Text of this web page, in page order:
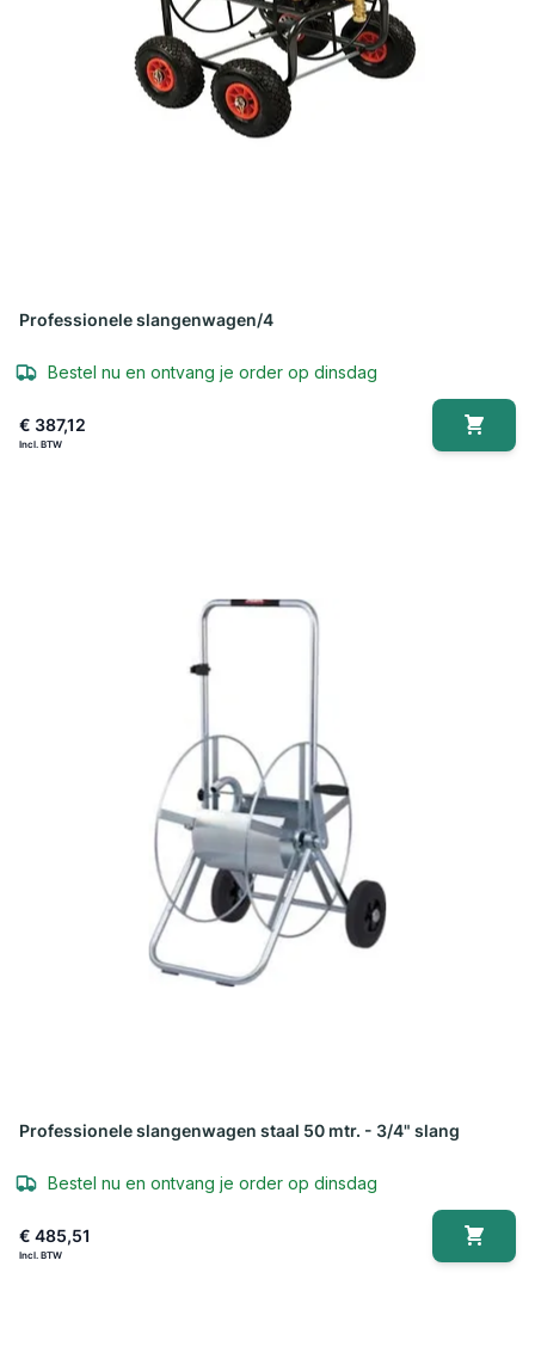
Professionele slangenwagen/4
Bestel nu en ontvang je order op dinsdag
€ 387,12
Professionele slangenwagen staal 50 mtr. - 3/4" slang
Bestel nu en ontvang je order op dinsdag
€ 485,51